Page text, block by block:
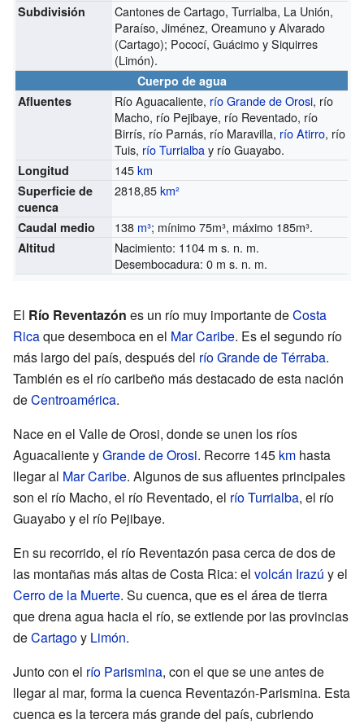
Subdivisión
Cantones de Cartago, Turrialba, La Unión,
Paraíso, Jiménez, Oreamuno y Alvarado
(Cartago); Pococí, Guácimo y Siquirres
(Limón).
Cuerpo de agua
Afluentes
Río Aguacaliente, río Grande de Orosi, río
Macho, río Pejibaye, río Reventado, río
Birrís, río Parnás, río Maravilla, río Atirro, río
Tuis, río Turrialbay río Guayabo.
Longitud 145km
Superficie de
cuenca
2818,85km²
Caudal medio 138 m³; mínimo 75m³, máximo 185m³.
Altitud Nacimiento: 1104 m s. n. m.
Desembocadura: 0 m s. n. m.
El Río Reventazón es un río muy importante deCosta
Ricaque desemboca en el Mar Caribe. Es el segundo río
más largo del país, después del río Grande de Térraba.
También es el río caribeño más destacado de esta nación
deCentroamérica.
Nace en el Valle de Orosi, donde se unen los ríos
Aguacaliente yGrande de Orosi. Recorre 145 km hasta
llegar al Mar Caribe. Algunos de sus afluentes principales
son el río Macho, el río Reventado, el río Turrialba, el río
Guayabo y el río Pejibaye.
En su recorrido, el río Reventazón pasa cerca de dos de
las montañas más altas de Costa Rica: el volcán Irazú y el
Cerro de la Muerte. Su cuenca, que es el área de tierra
que drena agua hacia el río, se extiende por las provincias
deCartagoy Limón.
Junto con el río Parismina, con el que se une antes de
llegar al mar, forma la cuenca Reventazón-Parismina. Esta
cuenca es la tercera más grande del país, cubriendo